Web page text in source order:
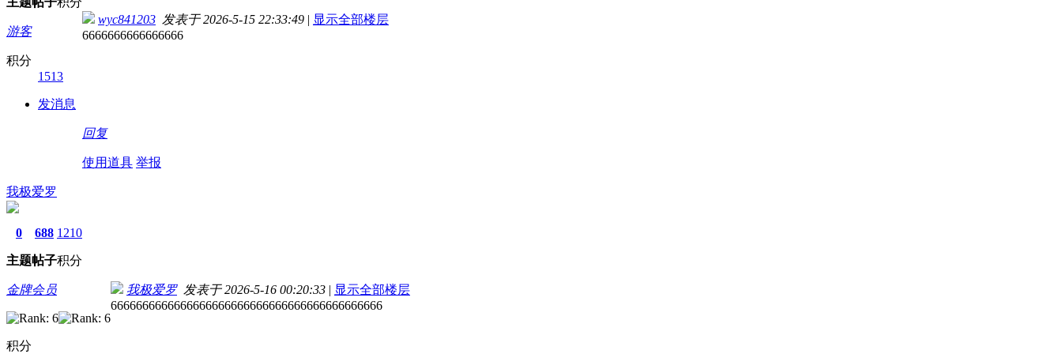
游客
积分
1513
发消息
wyc841203 发表于 2026-5-15 22:33:49 | 显示全部楼层
6666666666666666
回复
使用道具 举报
我极爱罗
0
主题
688
帖子
1210
积分
金牌会员
积分
我极爱罗发表于 2026-5-16 00:20:33 | 显示全部楼层
6666666666666666666666666666666666666666666